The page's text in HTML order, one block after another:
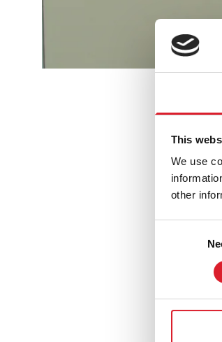
This
We use
other